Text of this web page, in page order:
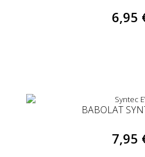
6,95
BABOLAT
7,95